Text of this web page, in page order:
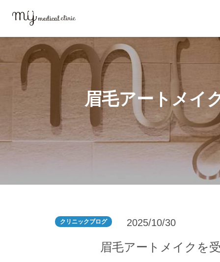
眉毛アートメイ
クリニックブログ 2025/10/30
眉毛アートメイクを